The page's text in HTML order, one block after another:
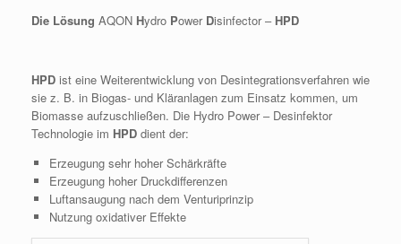
Die Lösung AQON Hydro Power Disinfector –HPD
HPD ist eine Weiterentwicklung von Desintegrationsverfahren wie
sie z. B. in Biogas- und Kläranlagen zum Einsatz kommen, um
Biomasse aufzuschließen. Die Hydro Power – Desinfektor
Technologie im HPD dient der:
Erzeugung sehr hoher Schärkräfte
Erzeugung hoher Druckdifferenzen
Luftansaugung nach dem Venturiprinzip
Nutzung oxidativer Effekte